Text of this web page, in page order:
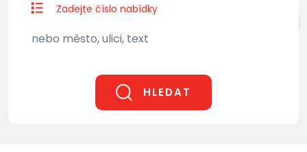
Zadejte číslo nabídky
HLEDAT